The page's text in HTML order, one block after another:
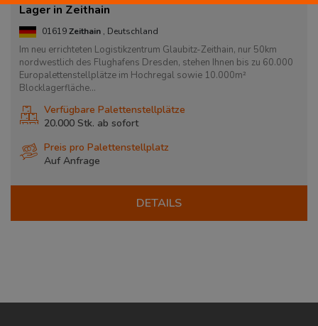
Lager in Zeithain
01619Zeithain , Deutschland
Im neu errichteten Logistikzentrum Glaubitz-Zeithain, nur 50km
nordwestlich des Flughafens Dresden, stehen Ihnen bis zu 60.000
Europalettenstellplätze im Hochregal sowie 10.000m²
Blocklagerfläche...
Verfügbare Palettenstellplätze
20.000 Stk. ab sofort
Preis pro Palettenstellplatz
Auf Anfrage
DETAILS